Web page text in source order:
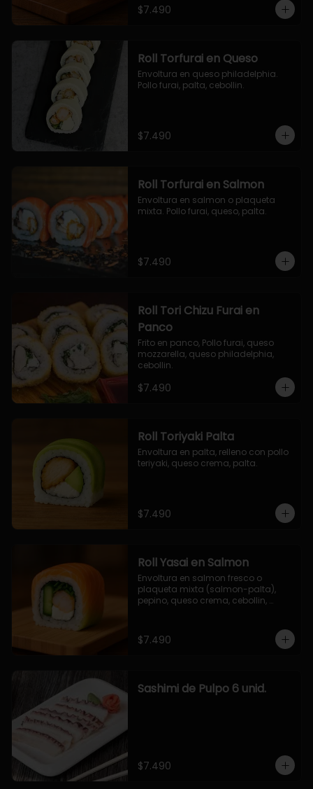
$7.490
Roll Torfurai en Queso
Envoltura en queso philadelphia.
Pollo furai, palta, cebollin.
$7.490
Roll Torfurai en Salmon
Envoltura en salmon o plaqueta
mixta. Pollo furai, queso, palta.
$7.490
Roll Tori Chizu Furai en
Panco
Frito en panco, Pollo furai, queso
mozzarella, queso philadelphia,
cebollin.
$7.490
Roll Toriyaki Palta
Envoltura en palta, relleno con pollo
teriyaki, queso crema, palta.
$7.490
Roll Yasai en Salmon
Envoltura en salmon fresco o
plaqueta mixta (salmon-palta),
pepino, queso crema, cebollin,
$7.490
Sashimi de Pulpo 6 unid.
$7.490